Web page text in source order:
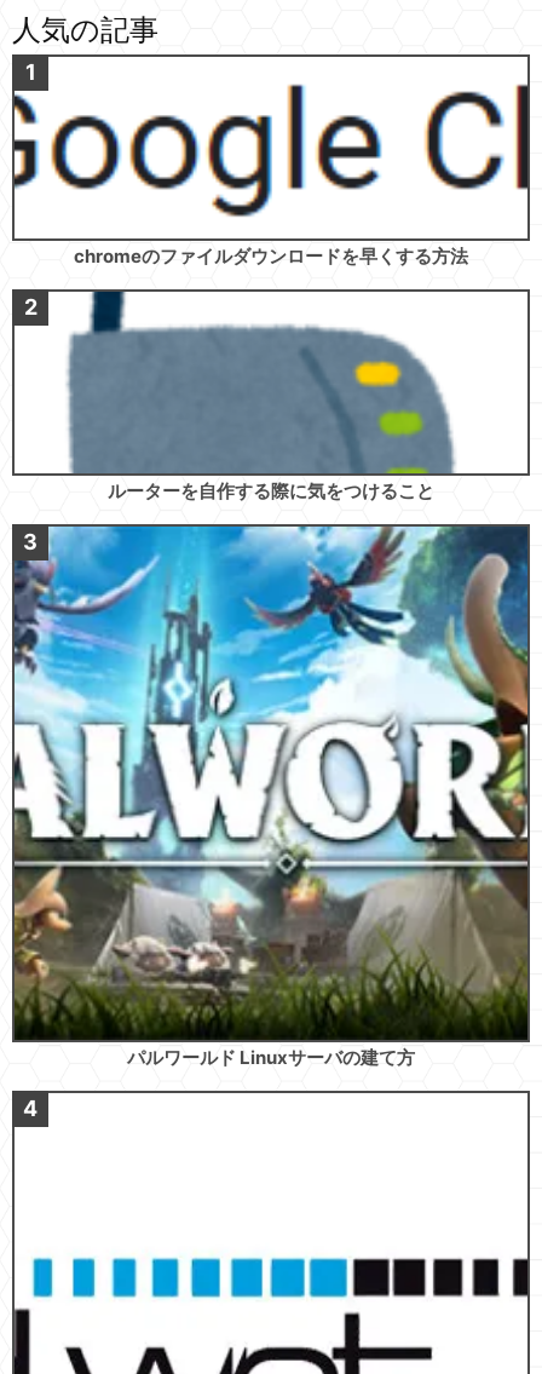
人気の記事
chromeのファイルダウンロードを早くする方法
ルーターを自作する際に気をつけること
パルワールド Linuxサーバの建て方